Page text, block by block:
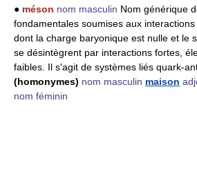
● méson nom masculin Nom générique
fondamentales soumises aux interactions
dont la charge baryonique est nulle et le
se désintègrent par interactions fortes,
faibles. Il s'agit de systèmes liés quark-
(homonymes) nom masculin maison
nom féminin